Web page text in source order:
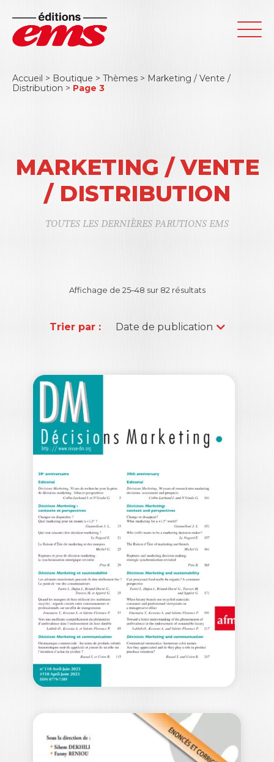
Accueil > Boutique > Thèmes > Marketing / Vente /
Distribution > Page 3
MARKETING / VENTE
/ DISTRIBUTION
TOUTES LES DERNIÈRES PARUTIONS EMS
Affichage de 25–48 sur 82 résultats
Trier par :